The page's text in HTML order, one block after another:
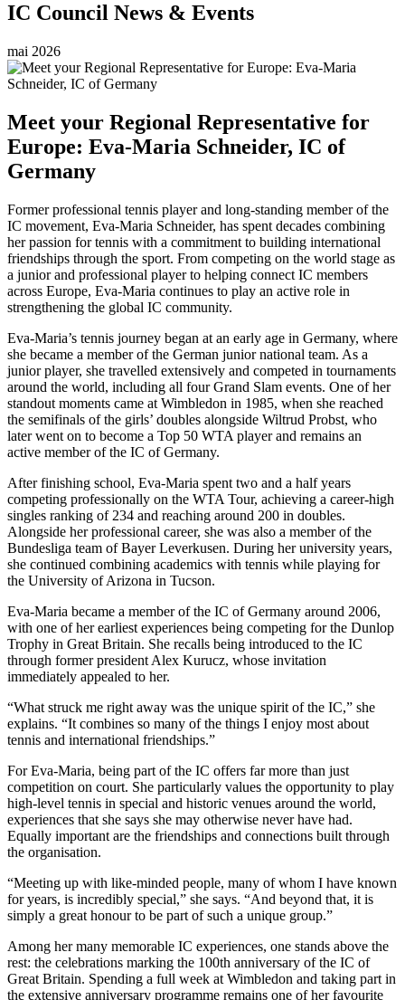
IC Council News & Events
mai 2026
Meet your Regional Representative for
Europe: Eva-Maria Schneider, IC of
Germany
Former professional tennis player and long-standing member of the
IC movement, Eva-Maria Schneider, has spent decades combining
her passion for tennis with a commitment to building international
friendships through the sport. From competing on the world stage as
a junior and professional player to helping connect IC members
across Europe, Eva-Maria continues to play an active role in
strengthening the global IC community.
Eva-Maria’s tennis journey began at an early age in Germany, where
she became a member of the German junior national team. As a
junior player, she travelled extensively and competed in tournaments
around the world, including all four Grand Slam events. One of her
standout moments came at Wimbledon in 1985, when she reached
the semifinals of the girls’ doubles alongside Wiltrud Probst, who
later went on to become a Top 50 WTA player and remains an
active member of the IC of Germany.
After finishing school, Eva-Maria spent two and a half years
competing professionally on the WTA Tour, achieving a career-high
singles ranking of 234 and reaching around 200 in doubles.
Alongside her professional career, she was also a member of the
Bundesliga team of Bayer Leverkusen. During her university years,
she continued combining academics with tennis while playing for
the University of Arizona in Tucson.
Eva-Maria became a member of the IC of Germany around 2006,
with one of her earliest experiences being competing for the Dunlop
Trophy in Great Britain. She recalls being introduced to the IC
through former president Alex Kurucz, whose invitation
immediately appealed to her.
“What struck me right away was the unique spirit of the IC,” she
explains. “It combines so many of the things I enjoy most about
tennis and international friendships.”
For Eva-Maria, being part of the IC offers far more than just
competition on court. She particularly values the opportunity to play
high-level tennis in special and historic venues around the world,
experiences that she says she may otherwise never have had.
Equally important are the friendships and connections built through
the organisation.
“Meeting up with like-minded people, many of whom I have known
for years, is incredibly special,” she says. “And beyond that, it is
simply a great honour to be part of such a unique group.”
Among her many memorable IC experiences, one stands above the
rest: the celebrations marking the 100th anniversary of the IC of
Great Britain. Spending a full week at Wimbledon and taking part in
the extensive anniversary programme remains one of her favourite